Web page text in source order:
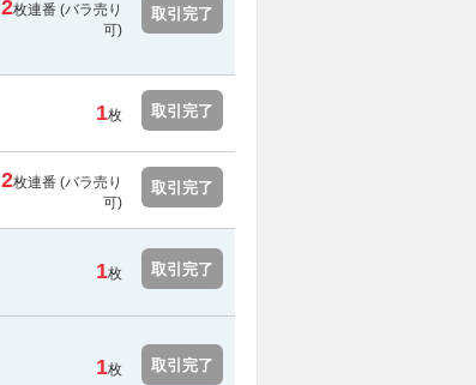
2枚連番 (バラ売り
可)
取引完了
1枚 取引完了
2枚連番 (バラ売り
可)
取引完了
1枚 取引完了
1枚 取引完了